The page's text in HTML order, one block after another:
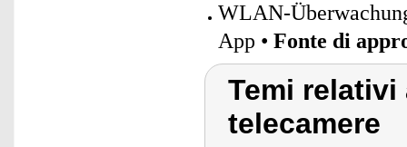
WLAN-
App • Fonte di
Temi relativi
telecamere